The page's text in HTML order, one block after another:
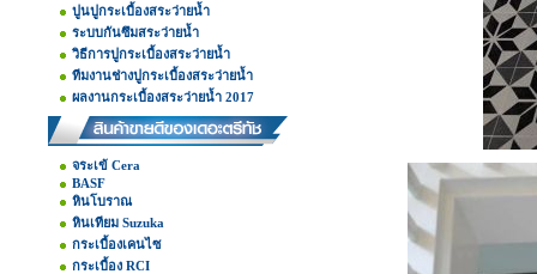
ปูนปูกระเบื้องสระว่ายน้ำ
ระบบกันซึมสระว่ายน้ำ
วิธีการปูกระเบื้องสระว่ายน้ำ
ทีมงานช่างปูกระเบื้องสระว่ายน้ำ
ผลงานกระเบื้องสระว่ายน้ำ 2017
จระเข้ Cera
BASF
หินโบราณ
หินเทียม Suzuka
กระเบื้องเคนไซ
กระเบื้อง RCI